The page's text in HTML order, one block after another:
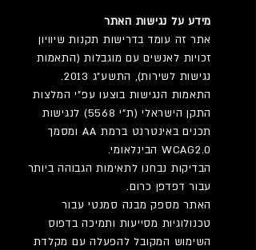
מידע על נגישות האתר
אתר זה עומד בדרישות תקנות שיוויון
זכויות לאנשים עם מוגבלות (התאמות
נגישות לשירות), התשע”ג 2013.
התאמות הנגישות בוצעו עפ”י המלצות
התקן הישראלי (ת”י 5568) לנגישות
תכנים באינטרנט ברמת AA ומסמך
WCAG2.0 הבינלאומי.
הבדיקות נבחנו לתאימות הגבוהה ביותר
עבור דפדפן כרום.
האתר מספק מבנה סמנטי עבור
טכנולוגיות מסייעות ותמיכה בדפוס
השימוש המקובל להפעלה עם מקלדת